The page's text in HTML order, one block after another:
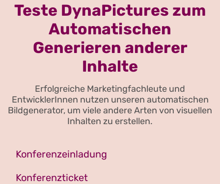
Teste DynaPictures zum
Automatischen
Generieren anderer
Inhalte
Erfolgreiche Marketingfachleute und
EntwicklerInnen nutzen unseren automatischen
Bildgenerator, um viele andere Arten von visuellen
Inhalten zu erstellen.
Konferenzeinladung
Konferenzticket